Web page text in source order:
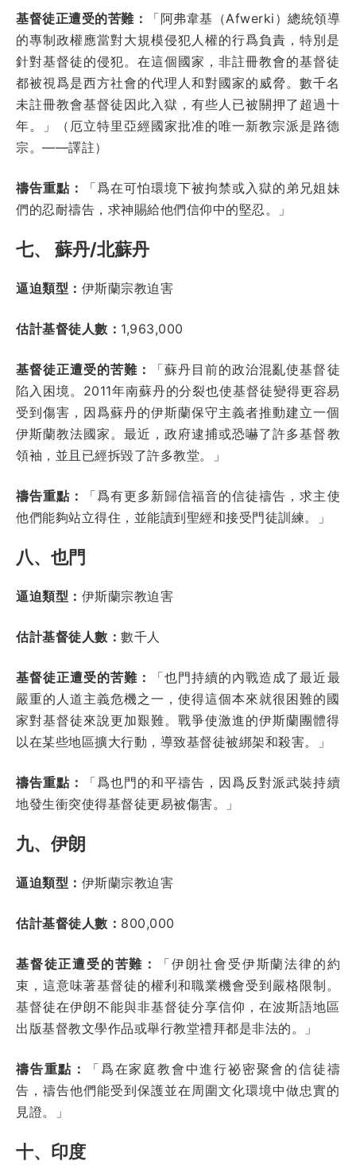
基督徒正遭受的苦難：
「阿弗韋基（Afwerki）總統領導
的專制政權應當對大規模侵犯人權的行爲負責，特別是
針對基督徒的侵犯。在這個國家，非註冊教會的基督徒
都被視爲是西方社會的代理人和對國家的威脅。數千名
未註冊教會基督徒因此入獄，有些人已被關押了超過十
年。」（厄立特里亞經國家批准的唯一新教宗派是路德
宗。——譯註）
禱告重點：
「爲在可怕環境下被拘禁或入獄的弟兄姐妹
們的忍耐禱告，求神賜給他們信仰中的堅忍。」
七、 蘇丹/北蘇丹
逼迫類型： 伊斯蘭宗教迫害
估計基督徒人數： 1,963,000
基督徒正遭受的苦難： 「蘇丹目前的政治混亂使基督徒
陷入困境。2011年南蘇丹的分裂也使基督徒變得更容易
受到傷害，因爲蘇丹的伊斯蘭保守主義者推動建立一個
伊斯蘭教法國家。最近，政府逮捕或恐嚇了許多基督教
領袖，並且已經拆毀了許多教堂。」
禱告重點： 「爲有更多新歸信福音的信徒禱告，求主使
他們能夠站立得住，並能讀到聖經和接受門徒訓練。」
八、也門
逼迫類型： 伊斯蘭宗教迫害
估計基督徒人數： 數千人
基督徒正遭受的苦難：
「也門持續的內戰造成了最近最
嚴重的人道主義危機之一，使得這個本來就很困難的國
家對基督徒來說更加艱難。戰爭使激進的伊斯蘭團體得
以在某些地區擴大行動，導致基督徒被綁架和殺害。」
禱告重點：
「爲也門的和平禱告，因爲反對派武裝持續
地發生衝突使得基督徒更易被傷害。」
九、伊朗
逼迫類型： 伊斯蘭宗教迫害
估計基督徒人數： 800,000
基督徒正遭受的苦難：
「伊朗社會受伊斯蘭法律的約
束，這意味著基督徒的權利和職業機會受到嚴格限制。
基督徒在伊朗不能與非基督徒分享信仰，在波斯語地區
出版基督教文學作品或舉行教堂禮拜都是非法的。」
禱告重點：
「爲在家庭教會中進行祕密聚會的信徒禱
告，禱告他們能受到保護並在周圍文化環境中做忠實的
見證。」
十、印度